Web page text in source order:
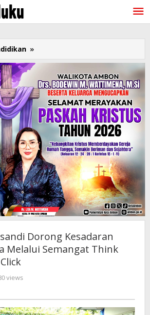
»
Dorong
Digital
Siswa
Melalui
Semangat
Think
Before
You
Click
Dorong Kesadaran
Melalui Semangat Think
views